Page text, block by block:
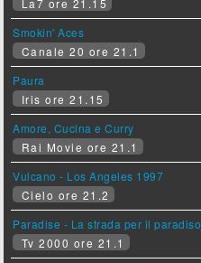
La7 ore 21.15
Smokin' Aces
Canale 20 ore 21.1
Paura
Iris ore 21.15
Amore, Cucina e Curry
Rai Movie ore 21.1
Vulcano - Los Angeles 1997
Cielo ore 21.2
Paradise - La strada per il paradiso
Tv 2000 ore 21.1